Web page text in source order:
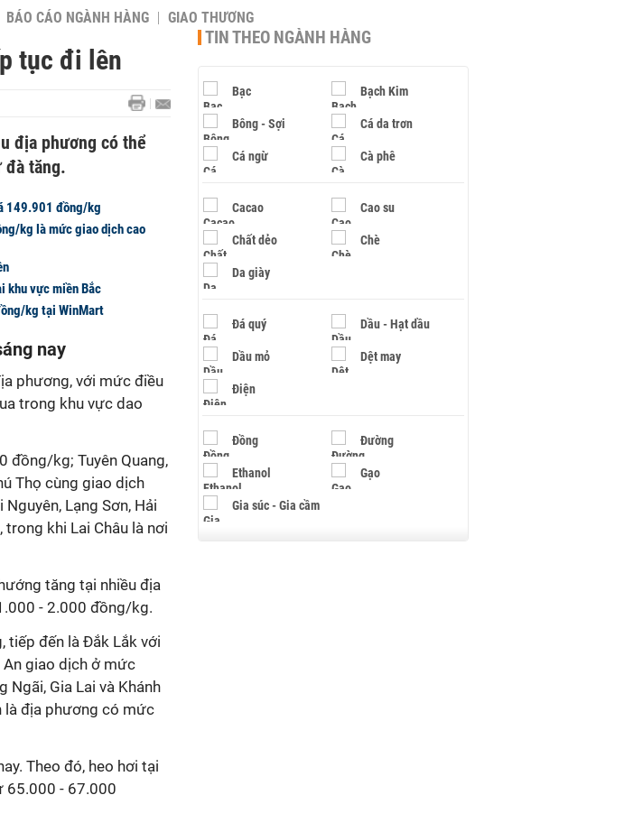
BÁO CÁO NGÀNH HÀNG GIAO THƯƠNG
tục đi lên
địa phương có thể
tăng.
149.901 đồng/kg
kg là mức giao dịch cao
khu vực miền Bắc
kg tại WinMart
nay
phương, với mức điều
trong khu vực dao
đồng/kg; Tuyên Quang,
Thọ cùng giao dịch
Lạng Sơn, Hải
khi Lai Châu là nơi
tăng tại nhiều địa
- 2.000 đồng/kg.
tiếp đến là Đắk Lắk với
giao dịch ở mức
Ngãi, Gia Lai và Khánh
là địa phương có mức
Theo đó, heo hơi tại
65.000 - 67.000
TIN THEO NGÀNH HÀNG
Bạc Bạch Kim
Bông - Sợi Cá da trơn
Cá ngừ Cà phê
Cacao Cao su
Chất dẻo Chè
Da giày
Đá quý Dầu - Hạt dầu
Dầu mỏ Dệt may
Điện
Đồng Đường
Ethanol Gạo
Gia súc - Gia cầm